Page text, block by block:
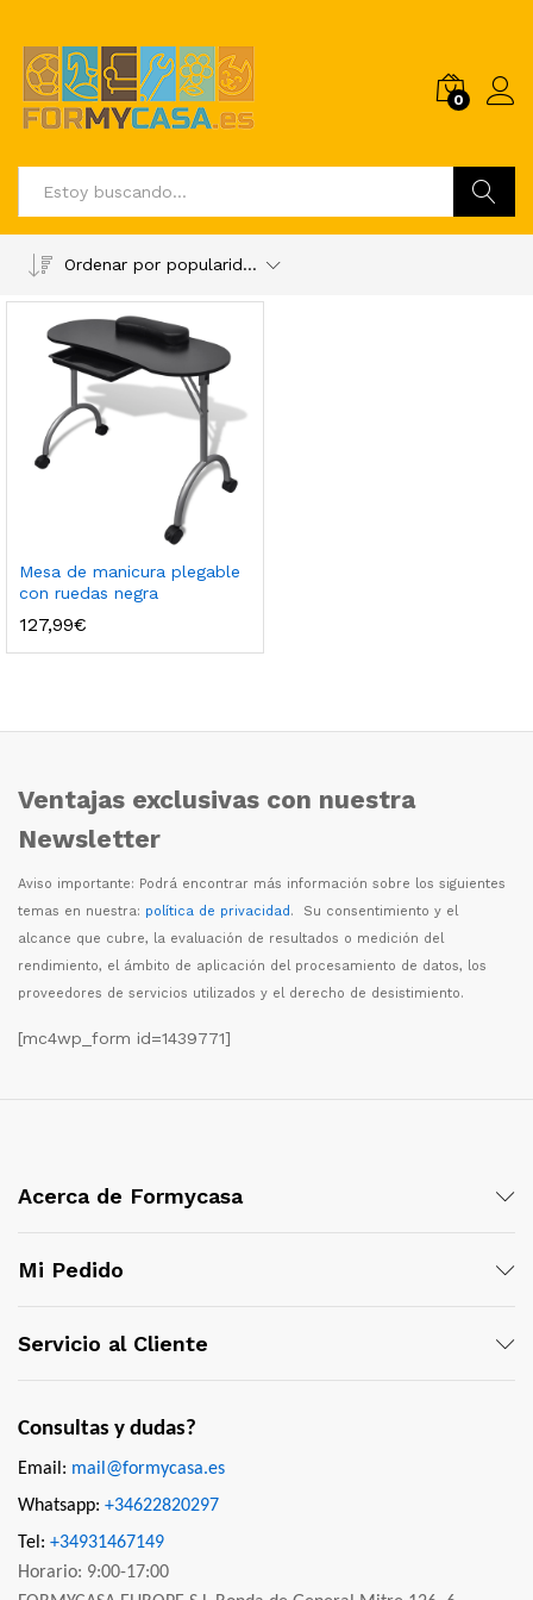
0
Ordenar por popularidad
Mesa de manicura plegable
con ruedas negra
127,99€
Ventajas exclusivas con nuestra
Newsletter
Aviso importante: Podrá encontrar más información sobre los siguientes
temas en nuestra: política de privacidad. Su consentimiento y el
alcance que cubre, la evaluación de resultados o medición del
rendimiento, el ámbito de aplicación del procesamiento de datos, los
proveedores de servicios utilizados y el derecho de desistimiento.
[mc4wp_form id=1439771]
Acerca de Formycasa
Mi Pedido
Servicio al Cliente
Consultas y dudas?
Email: mail@formycasa.es
Whatsapp: +34622820297
Tel: +34931467149
Horario: 9:00-17:00